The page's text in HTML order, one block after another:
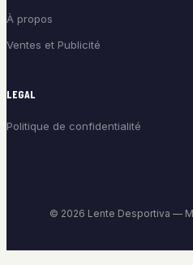
À propos
Ventes et Publicité
LEGAL
Politique de confidentialité
© 2026 Lente Desportiva —